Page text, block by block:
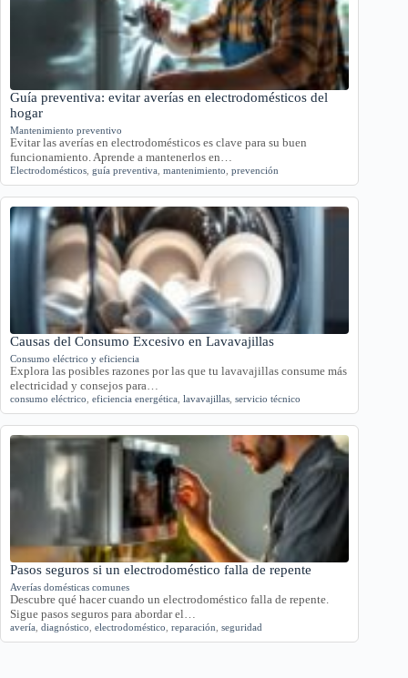
Guía preventiva: evitar averías en electrodomésticos del
hogar
Mantenimiento preventivo
Evitar las averías en electrodomésticos es clave para su buen
funcionamiento. Aprende a mantenerlos en…
Electrodomésticos guía preventiva mantenimiento prevención
Causas del Consumo Excesivo en Lavavajillas
Consumo eléctrico y eficiencia
Explora las posibles razones por las que tu lavavajillas consume más
electricidad y consejos para…
consumo eléctrico eficiencia energética lavavajillas servicio técnico
Pasos seguros si un electrodoméstico falla de repente
Averías domésticas comunes
Descubre qué hacer cuando un electrodoméstico falla de repente.
Sigue pasos seguros para abordar el…
avería diagnóstico electrodoméstico reparación seguridad